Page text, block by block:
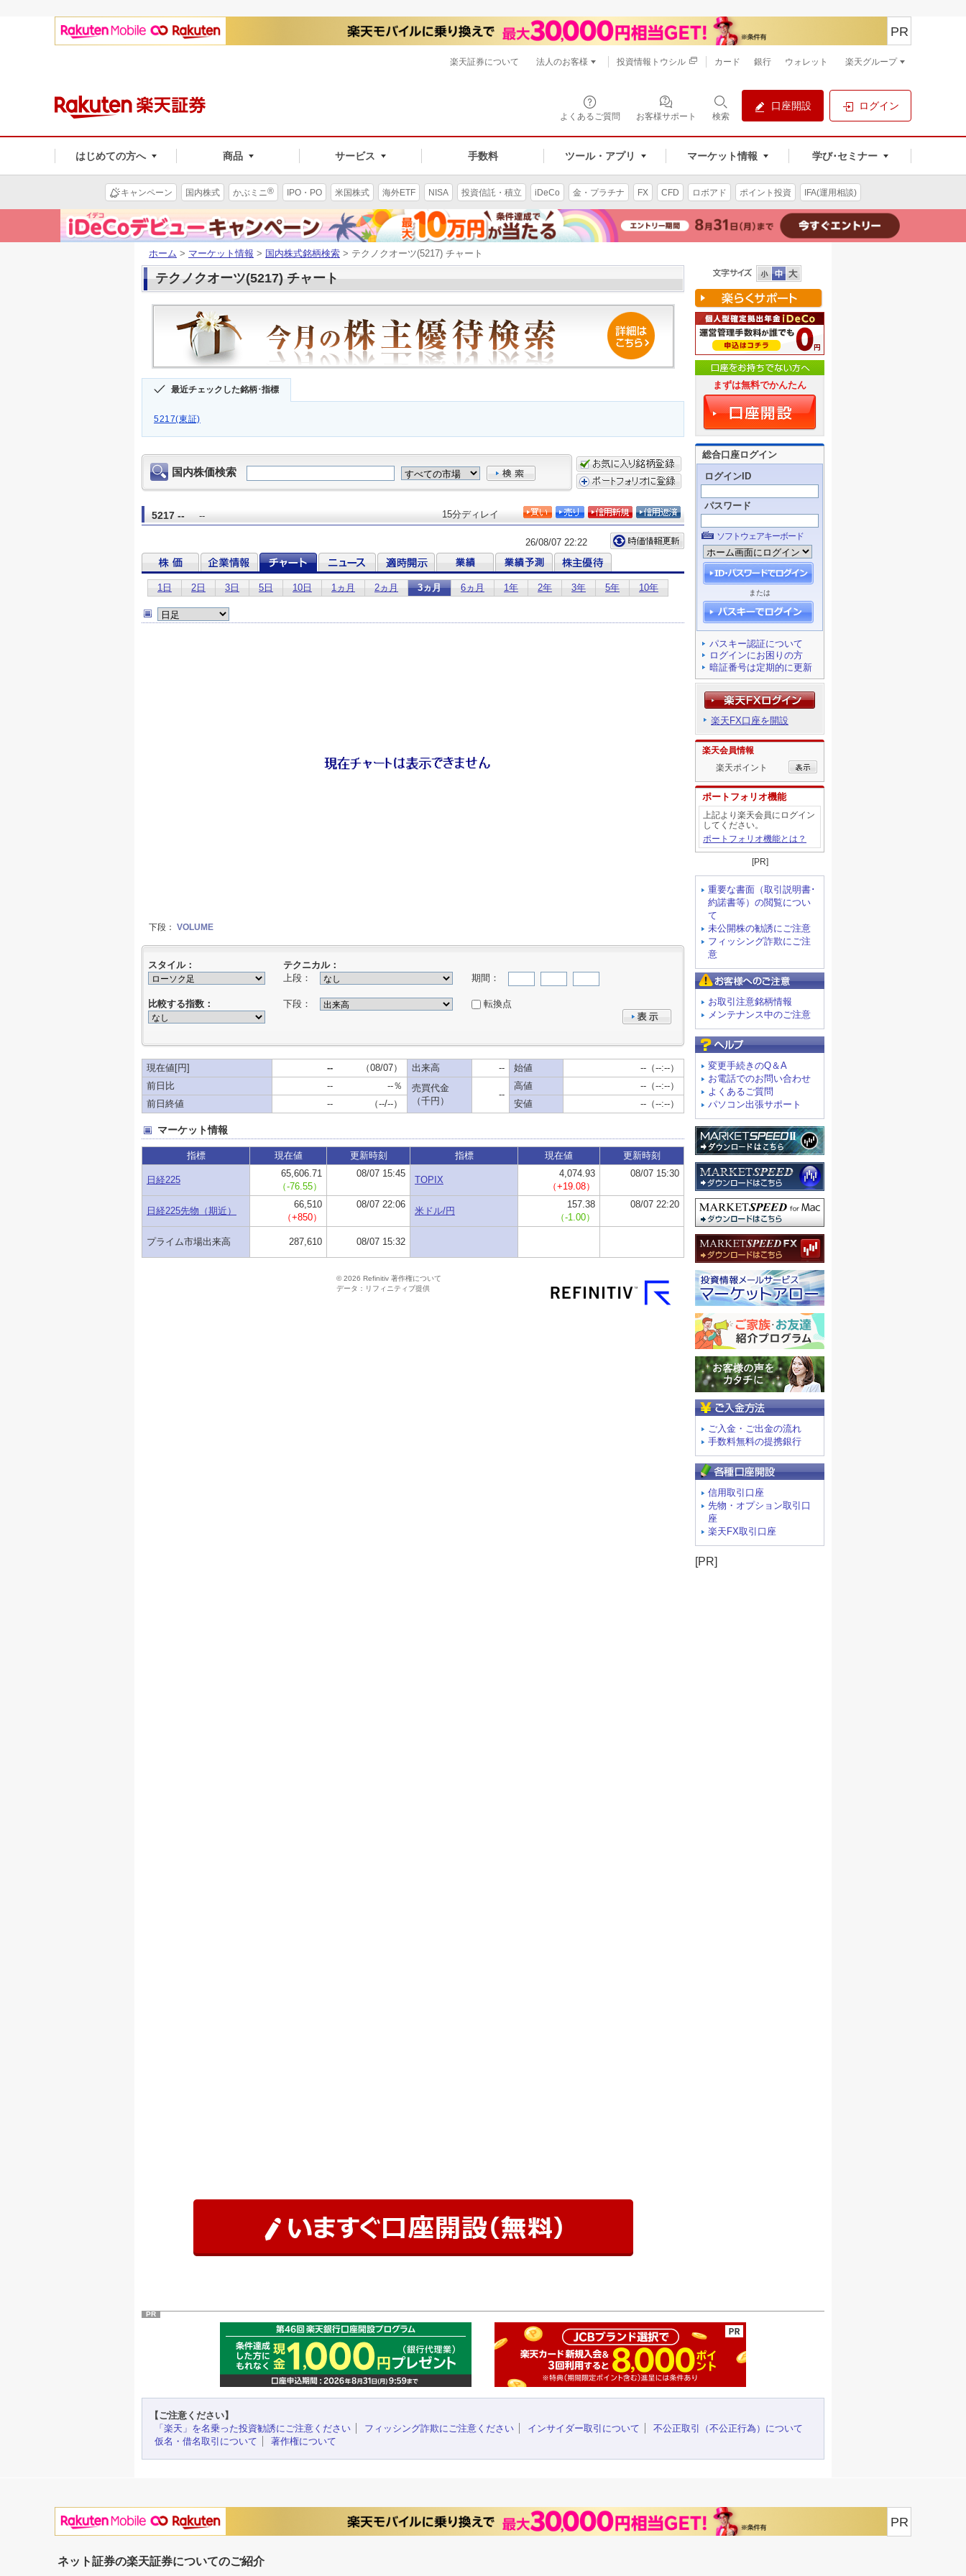
よくあるご質問 お客様サポート 検索
口座開設 ログイン
はじめての方へ 商品 サービス 手数料 ツール・アプリ マーケット情報 学び･セミナー
PR
楽天証券について 法人のお客様 投資情報トウシル カード 銀行 ウォレット 楽天グループ
キャンペーン 国内株式 かぶミニ® IPO・PO 米国株式 海外ETF NISA 投資信託・積立 iDeCo 金・プラチナ FX CFD ロボアド ポイント投資 IFA(運用相談)
ホーム > マーケット情報 > 国内株式銘柄検索 > テクノクオーツ(5217) チャート
テクノクオーツ(5217) チャート
最近チェックした銘柄･指標
5217(東証)
まずは無料でかんたん
総合口座ログイン
ログインID
パスワード
ソフトウェアキーボード
または
パスキー認証について
ログインにお困りの方
暗証番号は定期的に更新
楽天FX口座を開設
楽天会員情報
楽天ポイント
ポートフォリオ機能
上記より楽天会員にログイン
してください。
ポートフォリオ機能とは？
[PR]
重要な書面（取引説明書･
約諾書等）の閲覧につい
て
未公開株の勧誘にご注意
フィッシング詐欺にご注
意
お取引注意銘柄情報
メンテナンス中のご注意
変更手続きのQ＆A
お電話でのお問い合わせ
よくあるご質問
パソコン出張サポート
ご入金・ご出金の流れ
手数料無料の提携銀行
信用取引口座
先物・オプション取引口
座
楽天FX取引口座
[PR]
PR
【ご注意ください】
「楽天」を名乗った投資勧誘にご注意ください
フィッシング詐欺にご注意ください インサイダー取引について
不公正取引（不公正行為）について
仮名・借名取引について
著作権について
PR
ネット証券の楽天証券についてのご紹介